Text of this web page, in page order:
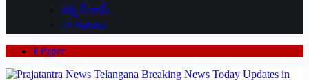
దక్కన్.కామ్
24 గంటలు
EPaper